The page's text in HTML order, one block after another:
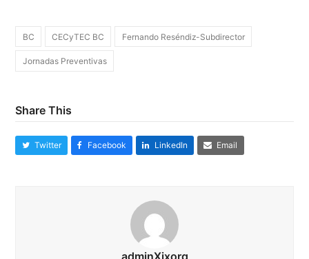
BC CECyTEC BC Fernando Reséndiz-Subdirector
Jornadas Preventivas
Share This
Twitter Facebook LinkedIn Email
adminXixorg